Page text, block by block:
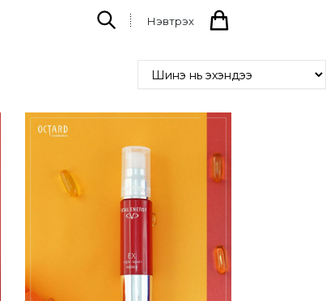
Нэвтрэх